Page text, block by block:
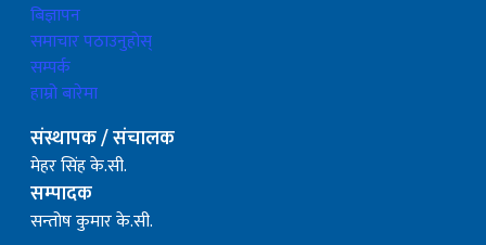
बिज्ञापन
समाचार पठाउनुहोस्
सम्पर्क
हाम्रो बारेमा
संस्थापक / संचालक
मेहर सिंह के.सी.
सम्पादक
सन्तोष कुमार के.सी.